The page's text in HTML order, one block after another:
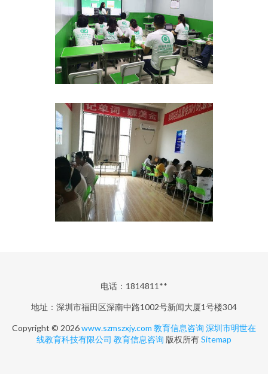
电话：1814811**
地址：深圳市福田区深南中路1002号新闻大厦1号楼304
Copyright © 2026www.szmszxjy.com 教育信息咨询 深圳市明世在
线教育科技有限公司 教育信息咨询 版权所有Sitemap